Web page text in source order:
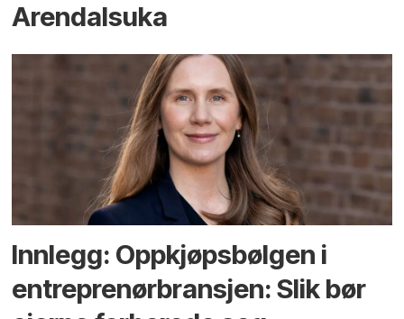
Arendals­uka
Innlegg: Oppkjøps­bølgen i
entreprenør­bransjen: Slik bør